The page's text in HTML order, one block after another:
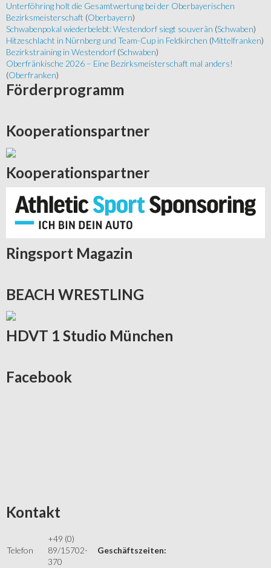
Unterföhring holt die Gesamtwertung bei der Oberbayerischen
Bezirksmeisterschaft (Oberbayern)
Schwabenpokal wiederbelebt: Westendorf siegt souverän (Schwaben)
Hitzeschlacht in Nürnberg und Team-Cup in Feldkirchen (Mittelfranken)
Bezirkstraining in Westendorf (Schwaben)
Oberfränkische 2026 – Eine Bezirksmeisterschaft mal anders!
(Oberfranken)
Förderprogramm
Kooperationspartner
Kooperationspartner
Ringsport Magazin
BEACH WRESTLING
HDVT 1 Studio München
Facebook
Kontakt
Telefon
+49 (0)
89/15702-
370
Geschäftszeiten: